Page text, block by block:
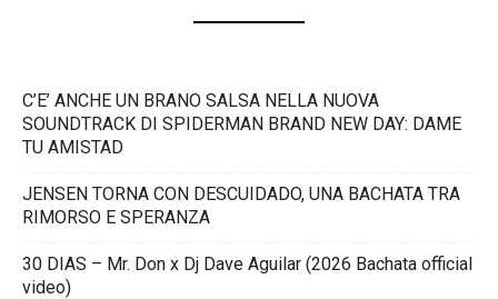
C’E’ ANCHE UN BRANO SALSA NELLA NUOVA
SOUNDTRACK DI SPIDERMAN BRAND NEW DAY: DAME
TU AMISTAD
JENSEN TORNA CON DESCUIDADO, UNA BACHATA TRA
RIMORSO E SPERANZA
30 DIAS – Mr. Don x Dj Dave Aguilar (2026 Bachata official
video)